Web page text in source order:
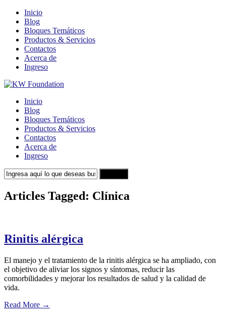
Inicio
Blog
Bloques Temáticos
Productos & Servicios
Contactos
Acerca de
Ingreso
Inicio
Blog
Bloques Temáticos
Productos & Servicios
Contactos
Acerca de
Ingreso
Articles Tagged: Clínica
Rinitis alérgica
El manejo y el tratamiento de la rinitis alérgica se ha ampliado, con
el objetivo de aliviar los signos y síntomas, reducir las
comorbilidades y mejorar los resultados de salud y la calidad de
vida.
Read More →